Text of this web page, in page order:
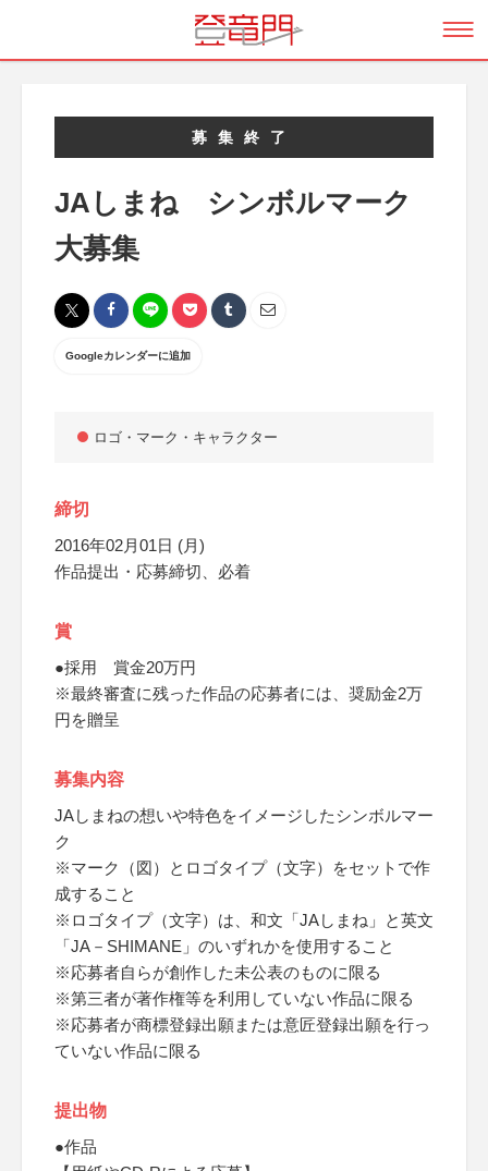
募集終了
JAしまね シンボルマーク
大募集
Googleカレンダーに追加
ロゴ・マーク・キャラクター
締切
2016年02月01日 (月)
作品提出・応募締切、必着
賞
●採用 賞金20万円
※最終審査に残った作品の応募者には、奨励金2万
円を贈呈
募集内容
JAしまねの想いや特色をイメージしたシンボルマー
ク
※マーク（図）とロゴタイプ（文字）をセットで作
成すること
※ロゴタイプ（文字）は、和文「JAしまね」と英文
「JA－SHIMANE」のいずれかを使用すること
※応募者自らが創作した未公表のものに限る
※第三者が著作権等を利用していない作品に限る
※応募者が商標登録出願または意匠登録出願を行っ
ていない作品に限る
提出物
●作品